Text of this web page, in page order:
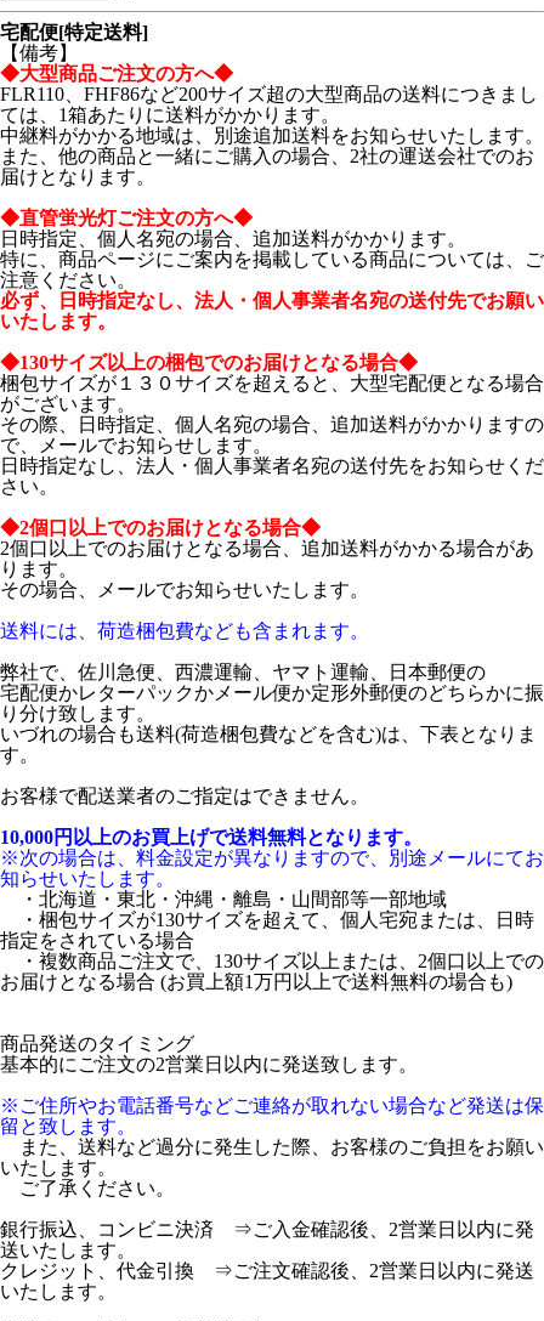
宅配便[特定送料]
【備考】
◆大型商品ご注文の方へ◆
FLR110、FHF86など200サイズ超の大型商品の送料につきまし
ては、1箱あたりに送料がかかります。
中継料がかかる地域は、別途追加送料をお知らせいたします。
また、他の商品と一緒にご購入の場合、2社の運送会社でのお
届けとなります。
◆直管蛍光灯ご注文の方へ◆
日時指定、個人名宛の場合、追加送料がかかります。
特に、商品ページにご案内を掲載している商品については、ご
注意ください。
必ず、日時指定なし、法人・個人事業者名宛の送付先でお願い
いたします。
◆130サイズ以上の梱包でのお届けとなる場合◆
梱包サイズが１３０サイズを超えると、大型宅配便となる場合
がございます。
その際、日時指定、個人名宛の場合、追加送料がかかりますの
で、メールでお知らせします。
日時指定なし、法人・個人事業者名宛の送付先をお知らせくだ
さい。
◆2個口以上でのお届けとなる場合◆
2個口以上でのお届けとなる場合、追加送料がかかる場合があ
ります。
その場合、メールでお知らせいたします。
送料には、荷造梱包費なども含まれます。
弊社で、佐川急便、西濃運輸、ヤマト運輸、日本郵便の
宅配便かレターパックかメール便か定形外郵便のどちらかに振
り分け致します。
いづれの場合も送料(荷造梱包費などを含む)は、下表となりま
す。
お客様で配送業者のご指定はできません。
10,000円以上のお買上げで送料無料となります。
※次の場合は、料金設定が異なりますので、別途メールにてお
知らせいたします。
・北海道・東北・沖縄・離島・山間部等一部地域
・梱包サイズが130サイズを超えて、個人宅宛または、日時
指定をされている場合
・複数商品ご注文で、130サイズ以上または、2個口以上での
お届けとなる場合 (お買上額1万円以上で送料無料の場合も)
商品発送のタイミング
基本的にご注文の2営業日以内に発送致します。
※ご住所やお電話番号などご連絡が取れない場合など発送は保
留と致します。
また、送料など過分に発生した際、お客様のご負担をお願い
いたします。
ご了承ください。
銀行振込、コンビニ決済 ⇒ご入金確認後、2営業日以内に発
送いたします。
クレジット、代金引換 ⇒ご注文確認後、2営業日以内に発送
いたします。